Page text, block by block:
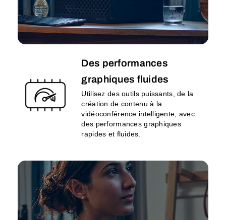
Des performances
graphiques fluides
Utilisez des outils puissants, de la
création de contenu à la
vidéoconférence intelligente, avec
des performances graphiques
rapides et fluides.